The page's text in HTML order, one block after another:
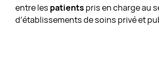
entre les patients pris en charge au
d’établissements de soins privé et